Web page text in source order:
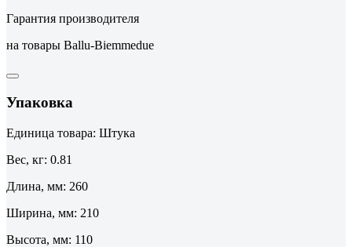
Гарантия производителя
на товары Ballu-Biemmedue
Упаковка
Единица товара: Штука
Вес, кг: 0.81
Длина, мм: 260
Ширина, мм: 210
Высота, мм: 110